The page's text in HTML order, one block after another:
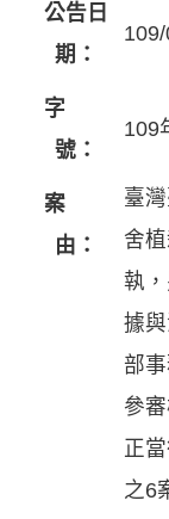
公告日
期：
字
號：
109
案
由：
臺
舍
執
據
部
參
正
之6